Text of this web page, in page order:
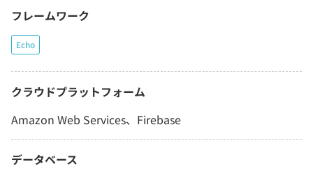
フレームワーク
Echo
クラウドプラットフォーム
Amazon Web Services、Firebase
データベース